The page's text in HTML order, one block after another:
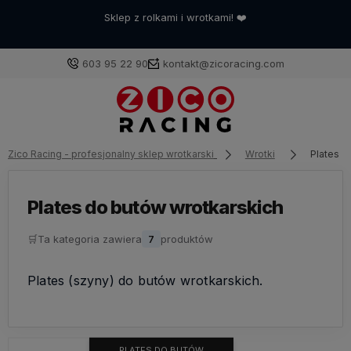
Sklep z rolkami i wrotkami! ❤️
603 95 22 90 kontakt@zicoracing.com
zaloguj się, aby przywrócić dodane produkty do listy
Zico Racing - profesjonalny sklep wrotkarski Wrotki Plates
Plates do butów wrotkarskich
🛒Ta kategoria zawiera 7 produktów
Plates (szyny) do butów wrotkarskich.